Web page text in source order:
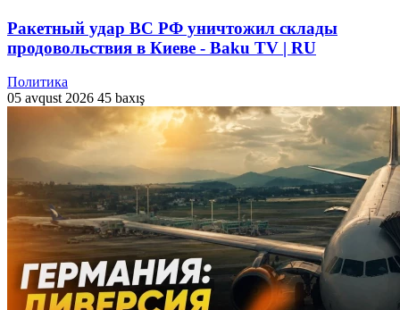
Ракетный удар ВС РФ уничтожил склады
продовольствия в Киеве - Baku TV | RU
Политика
05 avqust 2026 45 baxış